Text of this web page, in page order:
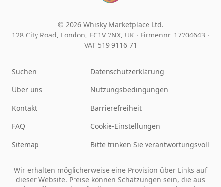
© 2026 Whisky Marketplace Ltd.
128 City Road, London, EC1V 2NX, UK · Firmennr. 17204643 ·
VAT 519 9116 71
Suchen
Über uns
Kontakt
FAQ
Sitemap
Datenschutzerklärung
Nutzungsbedingungen
Barrierefreiheit
Cookie-Einstellungen
Bitte trinken Sie verantwortungsvoll
Wir erhalten möglicherweise eine Provision über Links auf
dieser Website. Preise können Schätzungen sein, die aus